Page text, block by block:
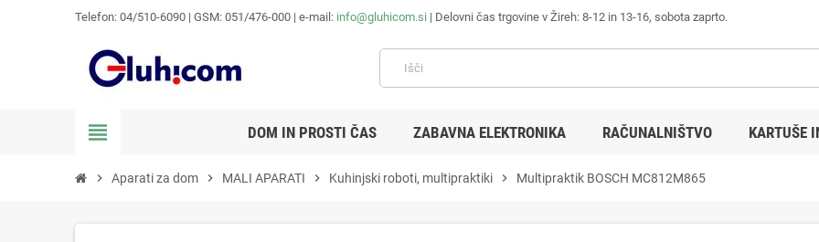
Telefon: 04/510-6090 | GSM: 051/476-000 | e-mail: info@gluhicom.si | Delovni čas trgovine v Žireh: 8-12 in 13-16, sobota zaprto.
view_headline DOM IN PROSTI ČAS ZABAVNA ELEKTRONIKA RAČUNALNIŠTVO KARTUŠE
chevron_right Aparati za dom chevron_right MALI APARATI chevron_right Kuhinjski roboti, multipraktiki chevron_right Multipraktik BOSCH MC812M865